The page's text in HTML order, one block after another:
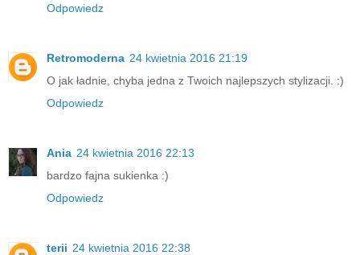
Odpowiedz
Retromoderna 24 kwietnia 2016 21:19
O jak ładnie, chyba jedna z Twoich najlepszych stylizacji. :)
Odpowiedz
Ania 24 kwietnia 2016 22:13
bardzo fajna sukienka :)
Odpowiedz
terii 24 kwietnia 2016 22:38